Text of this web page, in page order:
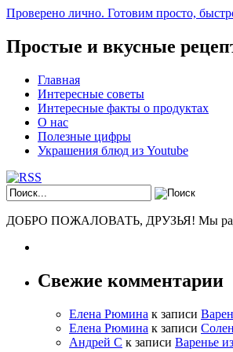
Проверено лично. Готовим просто,
Простые и вкусные
Главная
Интересные советы
Интересные факты о продуктах
О нас
Полезные цифры
Украшения блюд из Youtube
ДОБРО ПОЖАЛОВАТЬ, ДРУЗЬЯ! Мы рады
Свежие комментарии
Елена Рюмина к записи
Елена Рюмина к записи
Андрей С к записи Варенье